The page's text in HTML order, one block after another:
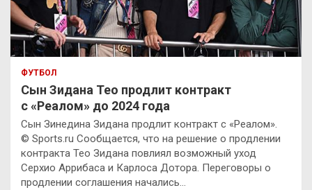
ФУТБОЛ
Сын Зидана Тео продлит контракт
с «Реалом» до 2024 года
Сын Зинедина Зидана продлит контракт с «Реалом».
© Sports.ru Сообщается, что на решение о продлении
контракта Тео Зидана повлиял возможный уход
Серхио Аррибаса и Карлоса Дотора. Переговоры о
продлении соглашения начались…